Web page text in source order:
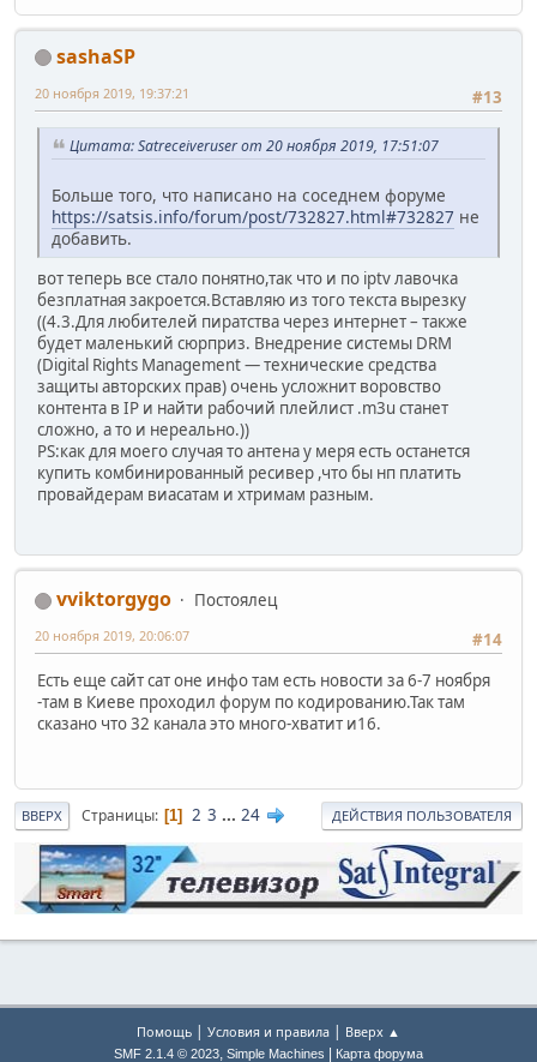
sashaSP
#13
20 ноября 2019, 19:37:21
Цитата: Satreceiveruser от 20 ноября 2019, 17:51:07
Больше того, что написано на соседнем форуме
https://satsis.info/forum/post/732827.html#732827 не
добавить.
вот теперь все стало понятно,так что и по iptv лавочка
безплатная закроется.Вставляю из того текста вырезку
((4.3.Для любителей пиратства через интернет – также
будет маленький сюрприз. Внедрение системы DRM
(Digital Rights Management — технические средства
защиты авторских прав) очень усложнит воровство
контента в IP и найти рабочий плейлист .m3u станет
сложно, а то и нереально.))
PS:как для моего случая то антена у меря есть останется
купить комбинированный ресивер ,что бы нп платить
провайдерам виасатам и хтримам разным.
vviktorgygo
Постоялец
#14
20 ноября 2019, 20:06:07
Есть еще сайт сат оне инфо там есть новости за 6-7 ноября
-там в Киеве проходил форум по кодированию.Так там
сказано что 32 канала это много-хватит и16.
ВВЕРХ Страницы 1 2 3 ... 24 ДЕЙСТВИЯ ПОЛЬЗОВАТЕЛЯ
Помощь | Условия и правила | Вверх ▲
SMF 2.1.4 © 2023, Simple Machines Карта форума